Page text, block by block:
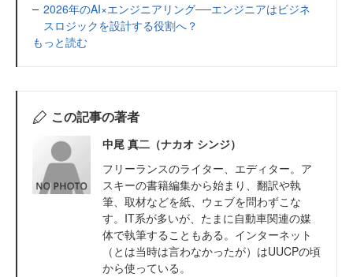
2026年のAI×エンジニアリング──エンジニアはビジネ
スロジックを設計する役割へ？
もっと読む
この記事の著者
中尾 真二（ナカオ シンジ）
フリーランスのライター、エディター。ア
スキーの書籍編集から始まり、翻訳や執
筆、取材などを紙、ウェブを問わずこな
す。IT系が多いが、たまに自動車関連の媒
体で執筆することもある。インターネット
（とは当時は言わなかったが）はUUCPの頃
から使っている。